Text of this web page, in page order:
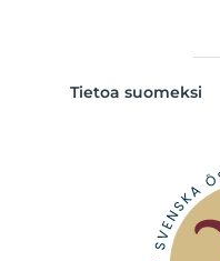
Tietoa suomeksi